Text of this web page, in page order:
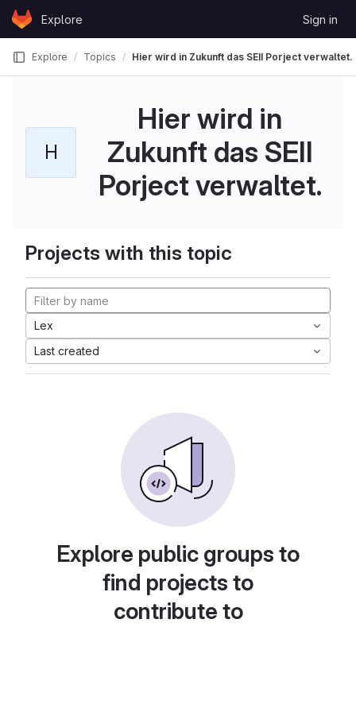
Skip to content
GitLabExplore Sign in
Explore Topics Hier wird in Zukunft das SEII Porject verwaltet.
H
Hier wird in
Zukunft das SEII
Porject verwaltet.
Projects with this topic
Lex
Last created
Explore public groups to
find projects to
contribute to